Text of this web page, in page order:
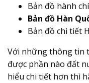
Bản đồ hành
Bản đồ Hàn
Bản đồ chi tiết
Với những thông tin
được phần nào đất
hiểu chi tiết hơn thì